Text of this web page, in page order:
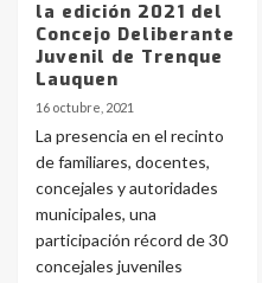
la edición 2021 del
Concejo Deliberante
Juvenil de Trenque
Lauquen
16 octubre, 2021
La presencia en el recinto
de familiares, docentes,
concejales y autoridades
municipales, una
participación récord de 30
concejales juveniles